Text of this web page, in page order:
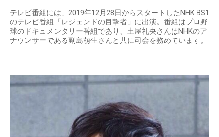
テレビ番組には、2019年12月28日からスタートしたNHK BS1
のテレビ番組「レジェンドの目撃者」に出演。番組はプロ野
球のドキュメンタリー番組であり、土屋礼央さんはNHKのア
ナウンサーである副島萌生さんと共に司会を務めています。